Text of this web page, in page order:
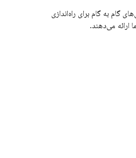
گام به گام برای راه‌اندازی
ارائه می‌دهند.